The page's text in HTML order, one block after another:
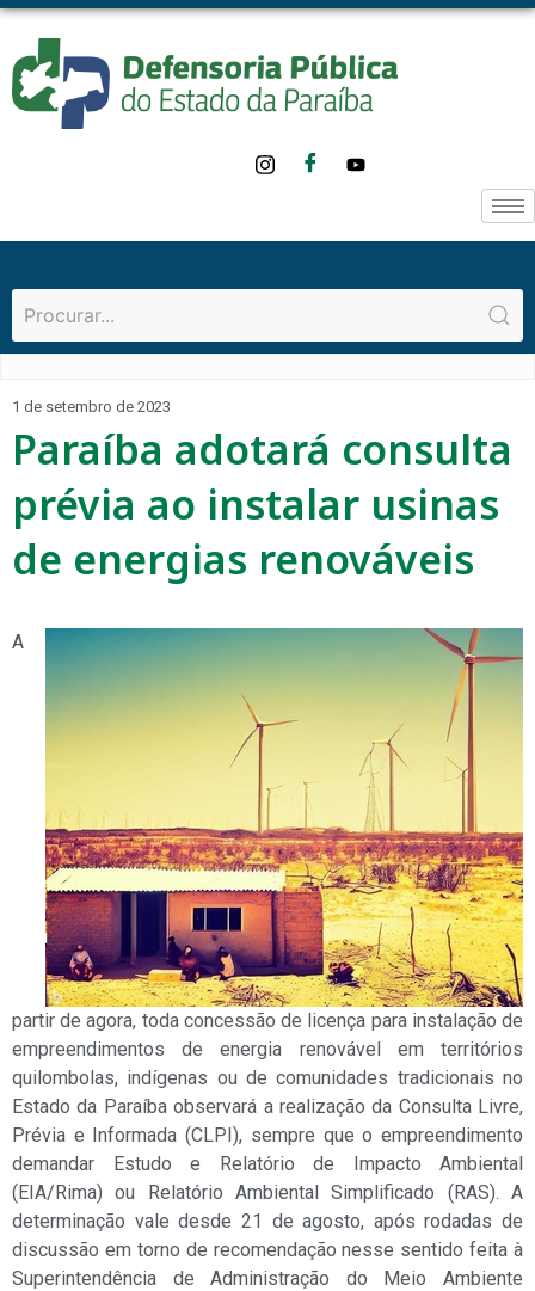
1 de setembro de 2023
Paraíba adotará consulta
prévia ao instalar usinas
de energias renováveis
A
partir de agora, toda concessão de licença para instalação de
empreendimentos de energia renovável em territórios
quilombolas, indígenas ou de comunidades tradicionais no
Estado da Paraíba observará a realização da Consulta Livre,
Prévia e Informada (CLPI), sempre que o empreendimento
demandar Estudo e Relatório de Impacto Ambiental
(EIA/Rima) ou Relatório Ambiental Simplificado (RAS). A
determinação vale desde 21 de agosto, após rodadas de
discussão em torno de recomendação nesse sentido feita à
Superintendência de Administração do Meio Ambiente